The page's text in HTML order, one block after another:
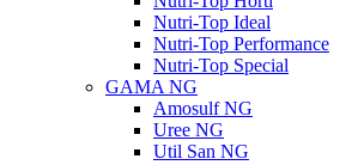
Nutri-Top Ideal
Nutri-Top Performance
Nutri-Top Special
GAMA NG
Amosulf NG
Uree NG
Util San NG